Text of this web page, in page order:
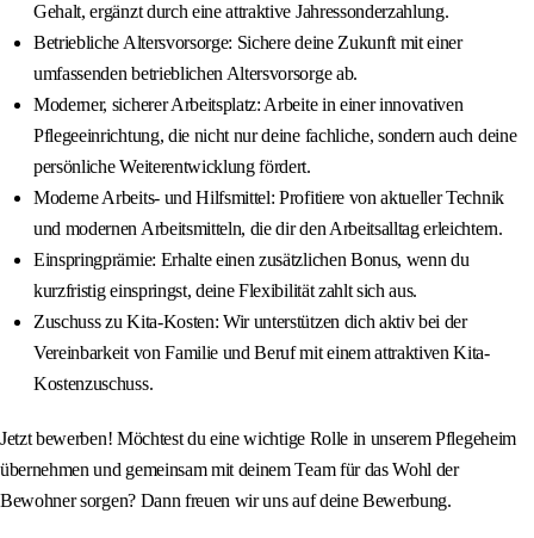
Gehalt, ergänzt durch eine attraktive Jahressonderzahlung.
Betriebliche Altersvorsorge: Sichere deine Zukunft mit einer
umfassenden betrieblichen Altersvorsorge ab.
Moderner, sicherer Arbeitsplatz: Arbeite in einer innovativen
Pflegeeinrichtung, die nicht nur deine fachliche, sondern auch deine
persönliche Weiterentwicklung fördert.
Moderne Arbeits- und Hilfsmittel: Profitiere von aktueller Technik
und modernen Arbeitsmitteln, die dir den Arbeitsalltag erleichtern.
Einspringprämie: Erhalte einen zusätzlichen Bonus, wenn du
kurzfristig einspringst, deine Flexibilität zahlt sich aus.
Zuschuss zu Kita-Kosten: Wir unterstützen dich aktiv bei der
Vereinbarkeit von Familie und Beruf mit einem attraktiven Kita-
Kostenzuschuss.
Jetzt bewerben! Möchtest du eine wichtige Rolle in unserem Pflegeheim
übernehmen und gemeinsam mit deinem Team für das Wohl der
Bewohner sorgen? Dann freuen wir uns auf deine Bewerbung.